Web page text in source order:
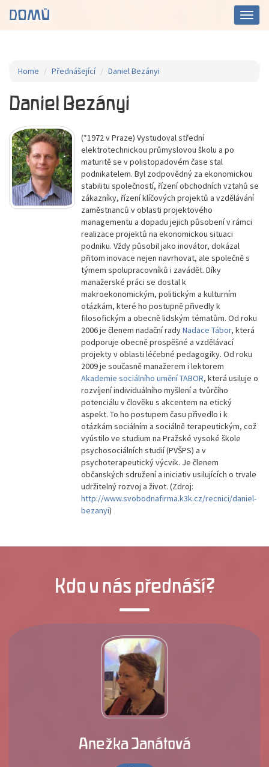
DOMŮ
Home Přednášející Daniel Bezányi
Daniel Bezányi
(*1972 v Praze) Vystudoval střední
elektrotechnickou průmyslovou školu a po
maturitě se v polistopadovém čase stal
podnikatelem. Byl zodpovědný za ekonomickou
stabilitu společností, řízení obchodních vztahů se
zákazníky, řízení klíčových projektů a vzdělávání
zaměstnanců v oblasti projektového
managementu a dopadu jejich působení v rámci
realizace projektů na ekonomickou situaci
podniku. Vždy působil jako inovátor, dokázal
přitom inovace nejen navrhovat, ale společně s
týmem spolupracovníků i zavádět. Díky
manažerské práci se dostal k
makroekonomickým, politickým a kulturním
otázkám, které ho postupně přivedly k
filosofickým a obecně lidským tématům. Od roku
2006 je členem nadační radyNadace Tábor, která
podporuje obecně prospěšné a vzdělávací
projekty v oblasti léčebné pedagogiky. Od roku
2009 je současně manažerem i lektorem
Akademie sociálního umění TABOR, která usiluje o
rozvíjení individuálního myšlení a tvůrčího
potenciálu v člověku s akcentem na etický
aspekt. To ho postupem času přivedlo i k
otázkám sociálním a sociálně terapeutickým, což
vyústilo ve studium na Pražské vysoké škole
psychosociálních studií (PVŠPS) a v
psychoterapeutický výcvik. Je členem
občanských sdružení a iniciativ usilujících o trvale
udržitelný rozvoj a život. (Zdroj:
http://www.svobodnafirma.k3k.cz/recnici/daniel-
bezanyi)
Kdo u nás přednáší?
Anežka Janátová